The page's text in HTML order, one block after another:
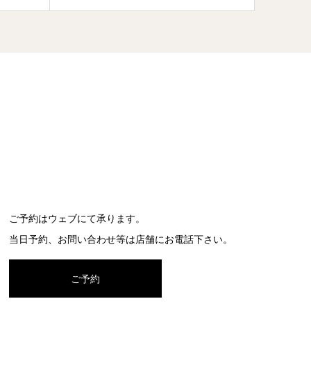
ご予約はウェブにて承ります。
当日予約、お問い合わせ等は店舗にお電話下さい。
ご予約